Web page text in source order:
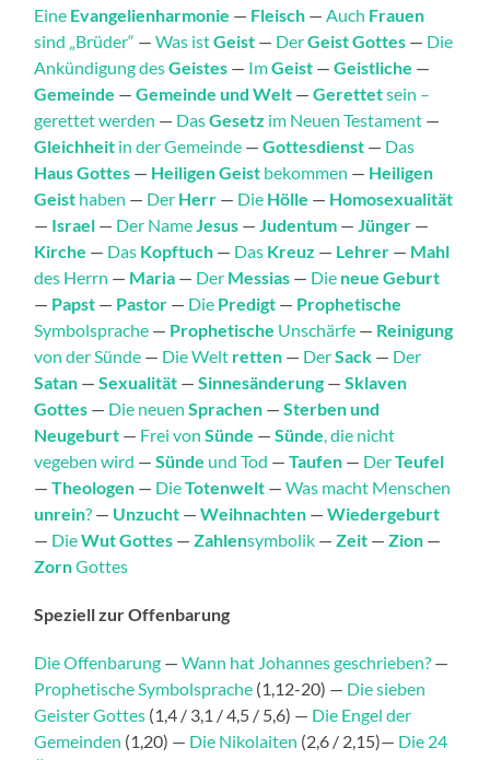
Eine Evangelienharmonie — Fleisch — Auch Frauen
sind „Brüder“ —Was istGeist — DerGeist Gottes — Die
Ankündigung desGeistes — ImGeist —Geistliche —
Gemeinde —Gemeinde und Welt —Gerettetsein –
gerettet werden — DasGesetz im Neuen Testament —
Gleichheit in der Gemeinde —Gottesdienst — Das
Haus Gottes — Heiligen Geist bekommen — Heiligen
Geist haben — Der Herr — Die Hölle — Homosexualität
— Israel — Der Name Jesus — Judentum — Jünger —
Kirche — Das Kopftuch — Das Kreuz — Lehrer — Mahl
des Herrn — Maria — Der Messias — Die neue Geburt
— Papst — Pastor — Die Predigt — Prophetische
Symbolsprache — Prophetische Unschärfe — Reinigung
von der Sünde — Die Welt retten — DerSack — Der
Satan —Sexualität —Sinnesänderung —Sklaven
Gottes — Die neuenSprachen —Sterben und
Neugeburt — Frei vonSünde —Sünde , die nicht
vegeben wird —Sünde und Tod —Taufen — DerTeufel
—Theologen — DieTotenwelt —Was macht Menschen
unrein? — Unzucht —Weihnachten —Wiedergeburt
— DieWut Gottes —Zahlensymbolik —Zeit —Zion —
ZornGottes
Speziell zur Offenbarung
Die Offenbarung —Wann hat Johannes geschrieben? —
Prophetische Symbolsprache (1,12-20) — Die sieben
Geister Gottes (1,4 / 3,1 / 4,5 / 5,6) — Die Engel der
Gemeinden (1,20) — Die Nikolaiten (2,6 / 2,15)— Die 24